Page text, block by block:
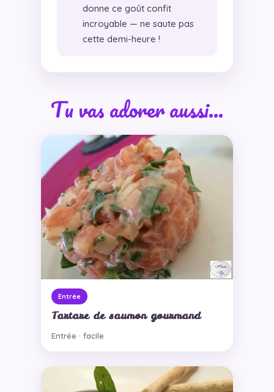
donne ce goût confit
incroyable — ne saute pas
cette demi-heure !
Tu vas adorer aussi…
Entrée
Tartare de saumon gourmand
Entrée · facile